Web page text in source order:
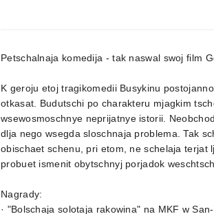
Petschalnaja komedija - tak naswal swoj film
K geroju etoj tragikomedii Busykinu
otkasat. Budutschi po charakteru mjagkim
wsewosmoschnye neprijatnye istorii.
dlja nego wsegda sloschnaja problema. Tak
obischaet schenu, pri etom, ne schelaja
probuet ismenit obytschnyj porjadok
Nagrady:
· "Bolschaja solotaja rakowina" na MKF w